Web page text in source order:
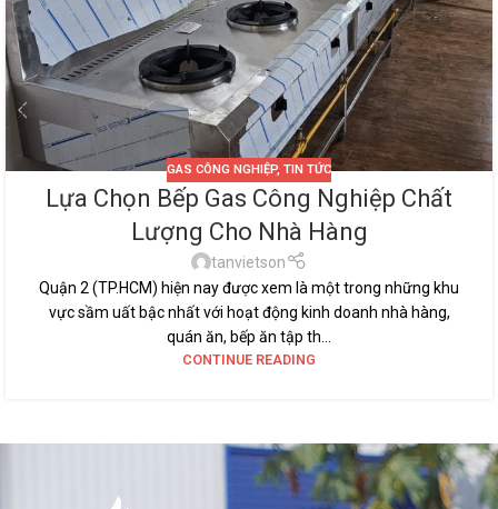
GAS CÔNG NGHIỆP, TIN TỨC
Lựa Chọn Bếp Gas Công Nghiệp Chất
Lượng Cho Nhà Hàng
tanvietson
Quận 2 (TP.HCM) hiện nay được xem là một trong những khu
vực sầm uất bậc nhất với hoạt động kinh doanh nhà hàng,
quán ăn, bếp ăn tập th...
CONTINUE READING